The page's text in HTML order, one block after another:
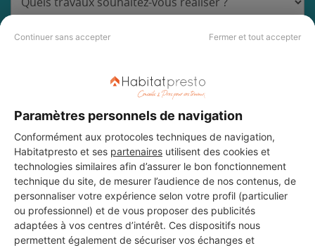
Continuer sans accepter Fermer et tout accepter
Paramètres personnels de navigation
Conformément aux protocoles techniques de navigation,
Habitatpresto et ses partenaires utilisent des cookies et
technologies similaires afin d’assurer le bon fonctionnement
technique du site, de mesurer l’audience de nos contenus, de
personnaliser votre expérience selon votre profil (particulier
ou professionnel) et de vous proposer des publicités
adaptées à vos centres d’intérêt. Ces dispositifs nous
permettent également de sécuriser vos échanges et